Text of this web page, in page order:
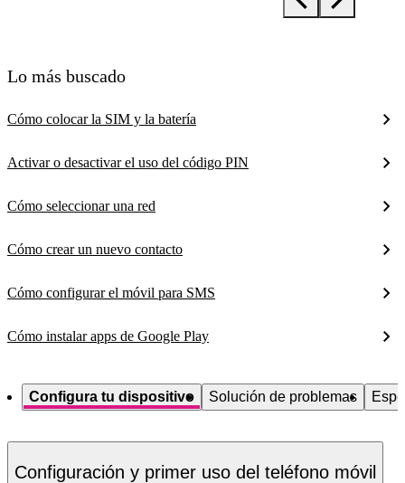
Lo más buscado
Cómo colocar la SIM y la batería
Activar o desactivar el uso del código PIN
Cómo seleccionar una red
Cómo crear un nuevo contacto
Cómo configurar el móvil para SMS
Cómo instalar apps de Google Play
Configura tu dispositivo Solución de problemas
Configuración y primer uso del teléfono móvil